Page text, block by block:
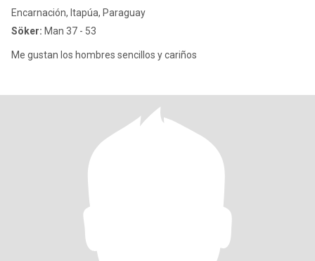
Encarnación, Itapúa, Paraguay
Söker: Man 37 - 53
Me gustan los hombres sencillos y cariños